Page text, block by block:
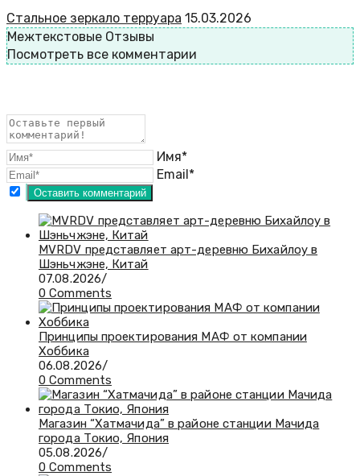
Стальное зеркало терруара 15.03.2026
Межтекстовые Отзывы
Посмотреть все комментарии
Имя*
Email*
MVRDV представляет арт-деревню Бихайлоу в
Шэньчжэне, Китай
07.08.2026/
0 Comments
Принципы проектирования МАФ от компании
Хоббика
06.08.2026/
0 Comments
Магазин “Хатмачида” в районе станции Мачида
города Токио, Япония
05.08.2026/
0 Comments